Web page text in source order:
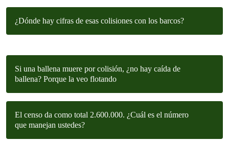
¿Dónde hay cifras de esas colisiones con los barcos?
Si una ballena muere por colisión, ¿no hay caída de
ballena? Porque la veo flotando
El censo da como total 2.600.000. ¿Cuál es el número
que manejan ustedes?